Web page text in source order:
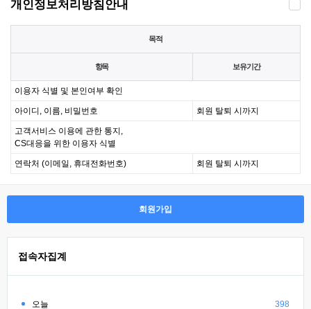
개인정보처리방침안내
목적
항목 보유기간
이용자 식별 및 본인여부 확인
아이디, 이름, 비밀번호 회원 탈퇴 시까지
고객서비스 이용에 관한 통지,
CS대응을 위한 이용자 식별
연락처 (이메일, 휴대전화번호) 회원 탈퇴 시까지
회원가입
접속자집계
오늘 398